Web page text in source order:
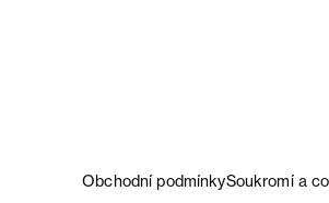
Obchodní podmínkySoukromí a